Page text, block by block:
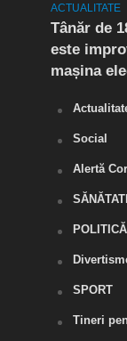
ACTUALITATE
Tânăr de
este
mașina
Social
Alertă
POLITICĂ
SPORT
Tineri